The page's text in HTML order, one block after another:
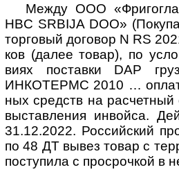
Между ООО
HBC SRBIJA DOO»
тор­го­вый дого­вор N RS
ков (далее товар), по
виях поста­вки DAP
ИНКОТЕРМС 2010 …
ных средств на
выстав­ле­ния инвойса.
31.12.2022. Россий­ский
по 48 ДТ вывез товар с
посту­пила с про­сроч­кой в